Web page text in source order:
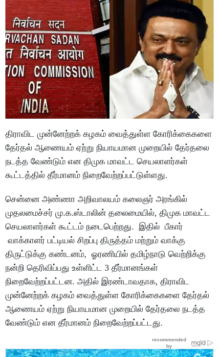
திராவிட முன்னேற்றக் கழகம் வைத்துள்ள கோரிக்கைகளை
தேர்தல் ஆணையம் ஏற்று நியாயமான முறையில் தேர்தலை
நடத்த வேண்டும் என திமுக மாவட்ட செயலாளர்கள்
கூட்டத்தில் தீர்மானம் நிறைவேற்றப்பட்டுள்ளது.
சென்னை அண்ணா அறிவாலயம் கலைஞர் அரங்கில்
முதலமைச்சர் மு.க.ஸ்டாலின் தலைமையில், திமுக மாவட்ட
செயலாளர்கள் கூட்டம் நடைபெற்றது. இதில் பீகார்
வாக்காளர் பட்டியல் சிறப்பு திருத்தம் மற்றும் வாக்கு
திருட்டுக்கு கண்டனம், ஓரணியில் தமிழ்நாடு வெற்றிக்கு
நன்றி தெரிவிப்பது உள்ளிட்ட 3 தீர்மானங்கள்
நிறைவேற்றப்பட்டன. அதில் இரண்டாவதாக, திராவிட
முன்னேற்றக் கழகம் வைத்துள்ள கோரிக்கைகளை தேர்தல்
ஆணையம் ஏற்று நியாயமான முறையில் தேர்தலை நடத்த
வேண்டும் என தீர்மானம் நிறைவேற்றப்பட்டது.